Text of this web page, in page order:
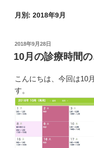
月別: 2018年9月
投
稿
日:
2018年9月28日
10月の診療時間
こんにちは、今回は10
す。